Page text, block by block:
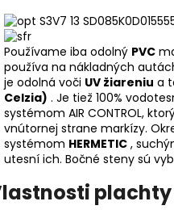
Používame iba odolný PVC
používa na nákladných
je odolná voči UV žiareniu a
Celzia) . Je tiež 100%
systémom AIR CONTROL,
vnútornej strane markízy.
systémom HERMETIC ,
utesní ich. Bočné steny sú
plachty